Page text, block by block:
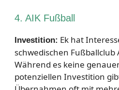
4. AIK Fußball
Investition: Ek hat
schwedischen Fußballclub
Während es keine
potenziellen Investition